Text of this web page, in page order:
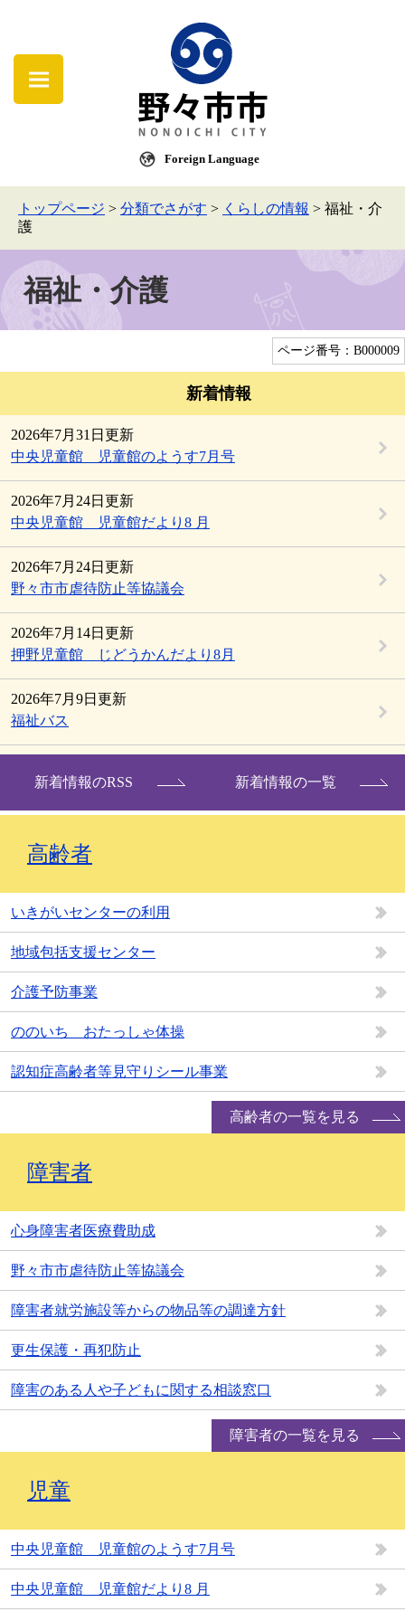
Foreign Language
トップページ > 分類でさがす > くらしの情報 > 福祉・介
護
福祉・介護
ページ番号：B000009
新着情報
2026年7月31日更新
中央児童館 児童館のようす7月号
2026年7月24日更新
中央児童館 児童館だより8 月
2026年7月24日更新
野々市市虐待防止等協議会
2026年7月14日更新
押野児童館 じどうかんだより8月
2026年7月9日更新
福祉バス
新着情報のRSS 新着情報の一覧
高齢者
いきがいセンターの利用
地域包括支援センター
介護予防事業
ののいち おたっしゃ体操
認知症高齢者等見守りシール事業
高齢者の一覧を見る
障害者
心身障害者医療費助成
野々市市虐待防止等協議会
障害者就労施設等からの物品等の調達方針
更生保護・再犯防止
障害のある人や子どもに関する相談窓口
障害者の一覧を見る
児童
中央児童館 児童館のようす7月号
中央児童館 児童館だより8 月